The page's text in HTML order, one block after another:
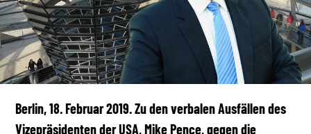
MEDIATHEK
Berlin, 18. Februar 2019. Zu den verbalen Ausfällen des
Vizepräsidenten der USA, Mike Pence, gegen die